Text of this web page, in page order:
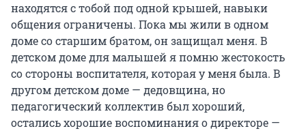
находятся с тобой под одной крышей, навыки
общения ограничены. Пока мы жили в одном
доме со старшим братом, он защищал меня. В
детском доме для малышей я помню жестокость
со стороны воспитателя, которая у меня была. В
другом детском доме — дедовщина, но
педагогический коллектив был хороший,
остались хорошие воспоминания о директоре —